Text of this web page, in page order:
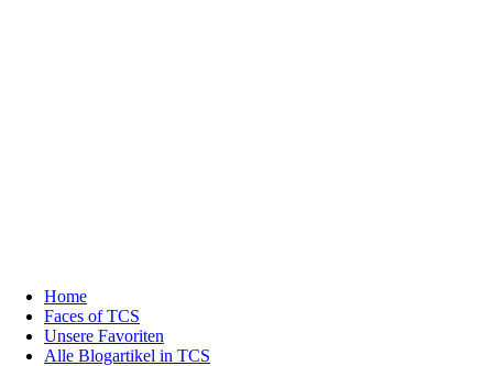
Home
Faces of TCS
Unsere Favoriten
Alle Blogartikel in TCS